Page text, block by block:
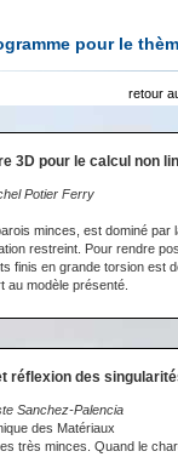
pour le
retour
3D pour le calcul non
Potier Ferry
minces, est dominé
restreint. Pour rendre
finis en grande torsion est
au modèle présenté.
réflexion des
Sanchez-Palencia
des Matériaux
très minces. Quand le